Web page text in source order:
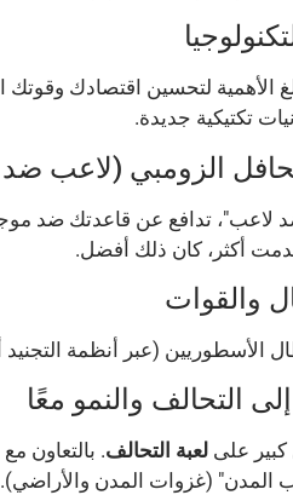
الأهمية لتحسين اقتصادك
تكتيكية جديدة.
تدافع عن قاعدتك ضد موجات
أكثر، كان ذلك أفضل.
الأسطوريين (عبر أنظمة
كبير على لعبة التحالف. بالتعاون
المدن" (غزوات المدن والأراضي).
Malay
Vietnamese